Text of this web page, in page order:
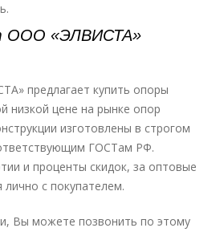
ООО «ЭЛВИСТА»
предлагает купить опоры
низкой цене на рынке опор
изготовлены в строгом
ГОСТам РФ.
и проценты скидок, за оптовые
с покупателем.
Вы можете позвонить по этому